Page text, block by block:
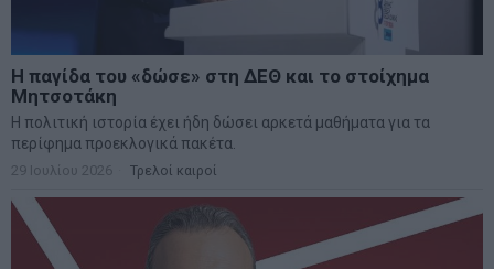
Η παγίδα του «δώσε» στη ΔΕΘ και το στοίχημα
Μητσοτάκη
Η πολιτική ιστορία έχει ήδη δώσει αρκετά μαθήματα για τα
περίφημα προεκλογικά πακέτα.
29 Ιουλίου 2026 Τρελοί καιροί